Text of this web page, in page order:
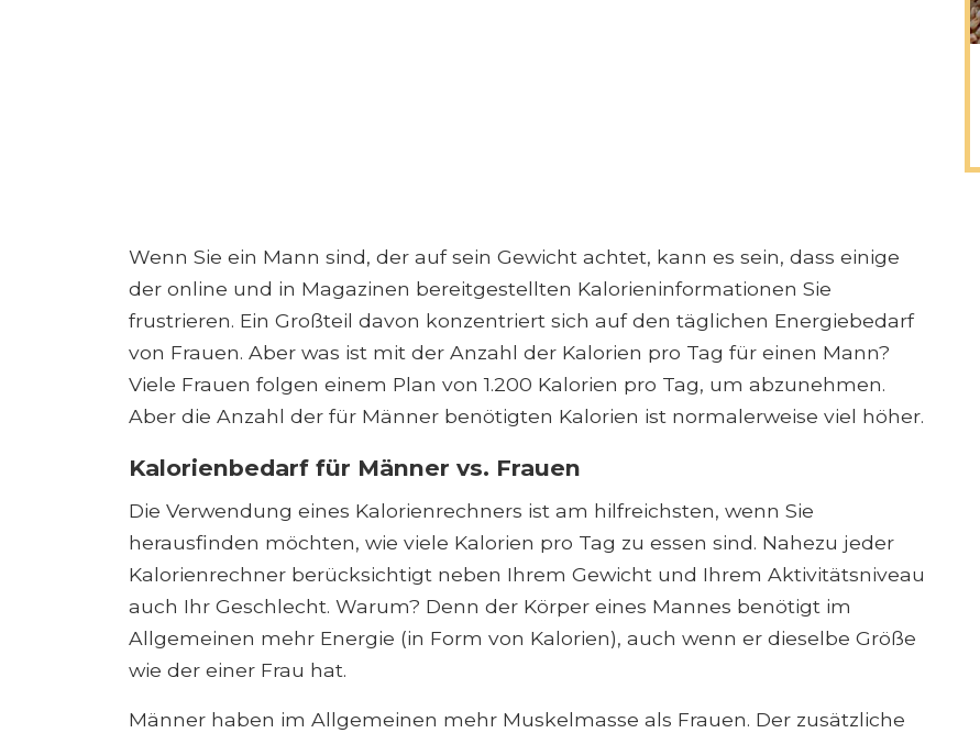
Wenn Sie ein Mann sind, der auf sein Gewicht achtet, kann es sein, dass einige
der online und in Magazinen bereitgestellten Kalorieninformationen Sie
frustrieren. Ein Großteil davon konzentriert sich auf den täglichen Energiebedarf
von Frauen. Aber was ist mit der Anzahl der Kalorien pro Tag für einen Mann?
Viele Frauen folgen einem Plan von 1.200 Kalorien pro Tag, um abzunehmen.
Aber die Anzahl der für Männer benötigten Kalorien ist normalerweise viel höher.
Kalorienbedarf für Männer vs. Frauen
Die Verwendung eines Kalorienrechners ist am hilfreichsten, wenn Sie
herausfinden möchten, wie viele Kalorien pro Tag zu essen sind. Nahezu jeder
Kalorienrechner berücksichtigt neben Ihrem Gewicht und Ihrem Aktivitätsniveau
auch Ihr Geschlecht. Warum? Denn der Körper eines Mannes benötigt im
Allgemeinen mehr Energie (in Form von Kalorien), auch wenn er dieselbe Größe
wie der einer Frau hat.
Männer haben im Allgemeinen mehr Muskelmasse als Frauen. Der zusätzliche